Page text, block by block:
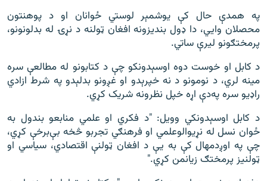
په همدې حال کې یوشمېر لوستي ځوانان او د پوهنتون
محصلان وايي، دا ډول بندیزونه افغان ټولنه د نړۍ له بدلونونو،
پرمختګونو لیرې ساتي.
د کابل او خوست دوه اوسېدونکو چې د کتابونو له مطالعې سره
مینه لري، د نومونو د نه خپرېدو او غږونو بدلېدو په شرط ازادي
راډيو سره په‌دې اړه خپل نظرونه شريک کړي.
د کابل اوسېدونکي وويل: "د فکري او علمي منابعو بندول به
ځوان نسل له نړیوالوعلمي او فرهنګي تجربو څخه بې‌برخې کړي،
چې په اوږدمهال کې به یې د افغان ټولنې اقتصادي، سیاسي او
ټولنیز پرمختګ زیانمن کړي."